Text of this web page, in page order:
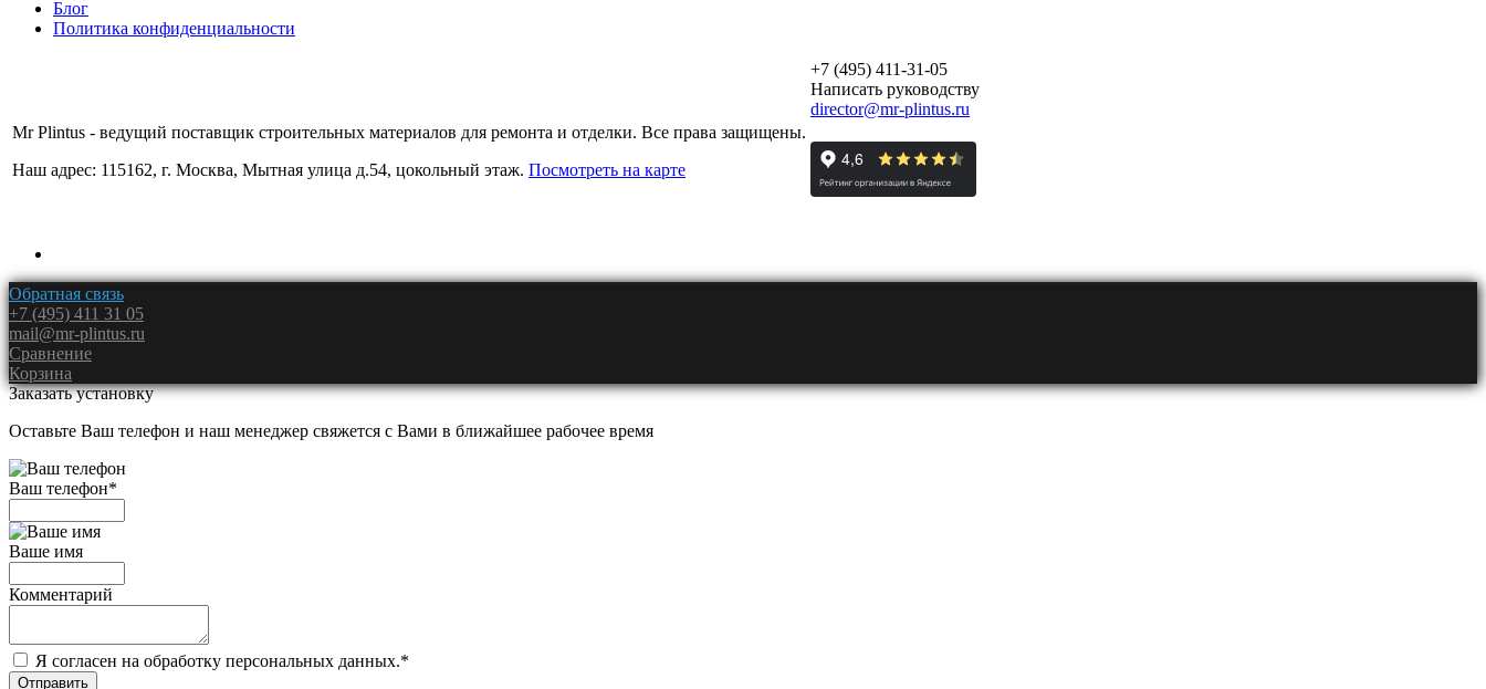
Блог
Политика конфиденциальности
Mr Plintus - ведущий поставщик строительных материалов для ремонта и отделки. Все права защищены.
Наш адрес: 115162, г. Москва, Мытная улица д.54, цокольный этаж. Посмотреть на карте
+7 (495) 411-31-05
Написать руководству
director@mr-plintus.ru
Обратная связь
+7 (495) 411 31 05
mail@mr-plintus.ru
Сравнение
Корзина
Заказать установку
Оставьте Ваш телефон и наш менеджер свяжется с Вами в ближайшее рабочее время
Ваш телефон*
Ваше имя
Комментарий
Я согласен на обработку персональных данных.*